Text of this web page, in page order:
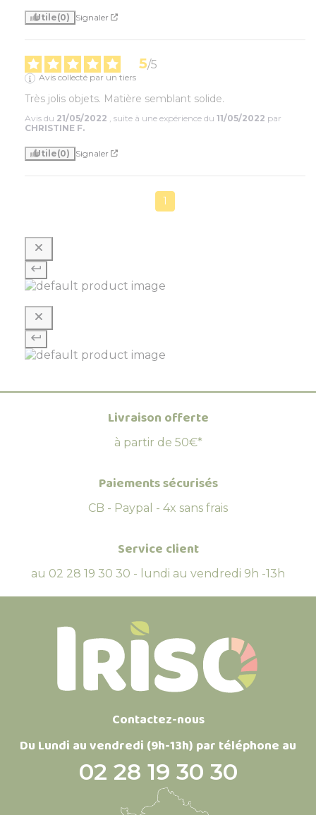
Utile(0) Signaler
5/5
Avis collecté par un tiers
Très jolis objets. Matière semblant solide.
Avis du 21/05/2022 , suite à une expérience du 11/05/2022 par
CHRISTINE F.
Utile(0) Signaler
1
Livraison offerte
à partir de 50€*
Paiements sécurisés
CB - Paypal - 4x sans frais
Service client
au 02 28 19 30 30 - lundi au vendredi 9h -13h
Contactez-nous
Du Lundi au vendredi (9h-13h) par téléphone au
02 28 19 30 30